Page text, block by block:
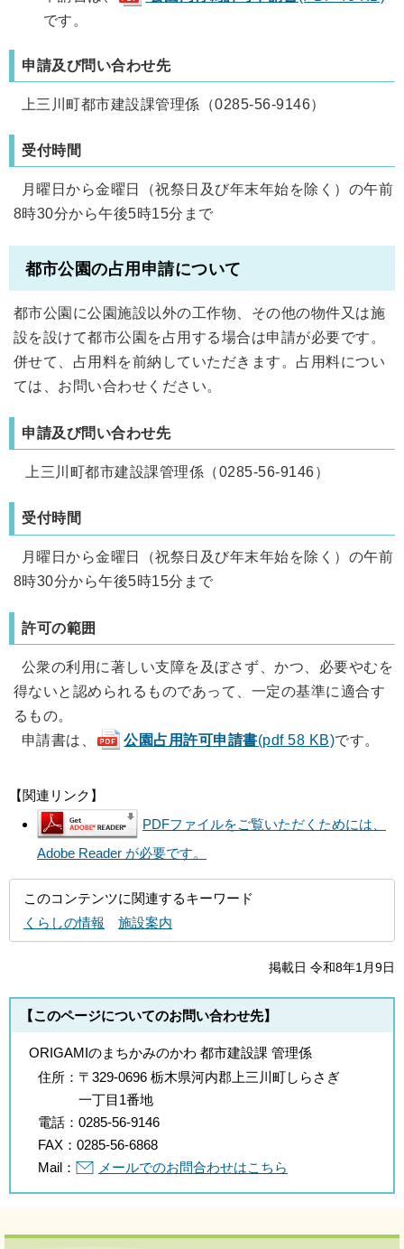
です。
申請及び問い合わせ先
上三川町都市建設課管理係（0285-56-9146）
受付時間
月曜日から金曜日（祝祭日及び年末年始を除く）の午前
8時30分から午後5時15分まで
都市公園の占用申請について
都市公園に公園施設以外の工作物、その他の物件又は施
設を設けて都市公園を占用する場合は申請が必要です。
併せて、占用料を前納していただきます。占用料につい
ては、お問い合わせください。
申請及び問い合わせ先
上三川町都市建設課管理係（0285-56-9146）
受付時間
月曜日から金曜日（祝祭日及び年末年始を除く）の午前
8時30分から午後5時15分まで
許可の範囲
公衆の利用に著しい支障を及ぼさず、かつ、必要やむを
得ないと認められるものであって、一定の基準に適合す
るもの。
申請書は、
公園占用許可申請書(pdf 58 KB)です。
【関連リンク】
PDFファイルをご覧いただくためには、
Adobe Reader が必要です。
このコンテンツに関連するキーワード
くらしの情報
施設案内
掲載日 令和8年1月9日
【このページについてのお問い合わせ先】
ORIGAMIのまちかみのかわ 都市建設課 管理係
住所： 〒329-0696 栃木県河内郡上三川町しらさぎ
一丁目1番地
電話： 0285-56-9146
FAX： 0285-56-6868
Mail：
メールでのお問合わせはこちら